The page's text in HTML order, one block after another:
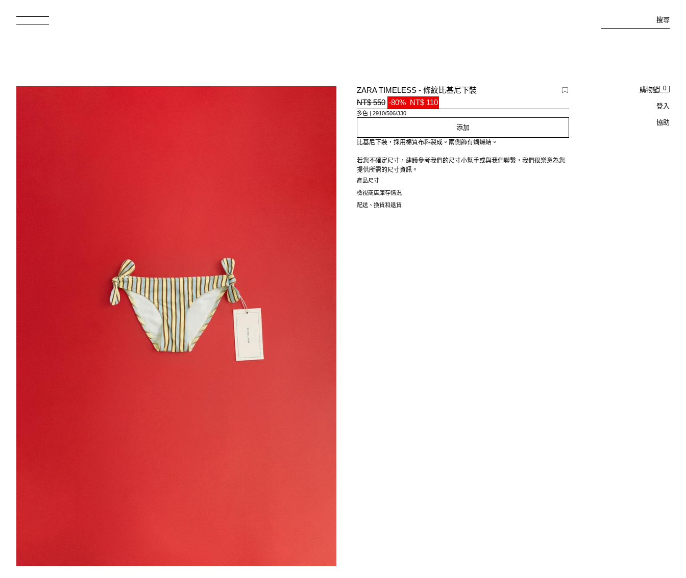
搜尋
購物籃 0
登入
協助
ZARA TIMELESS - 條紋比基尼下裝
NT$ 550 -80% NT$ 110
多色 2910/506/330
添加
比基尼下裝，採用棉質布料製成。兩側飾有蝴蝶結。
若您不確定尺寸，建議參考我們的尺寸小幫手或與我們聯繫，我們很樂意為您
提供所需的尺寸資訊。
產品尺寸
檢視商店庫存情況
配送、換貨和退貨